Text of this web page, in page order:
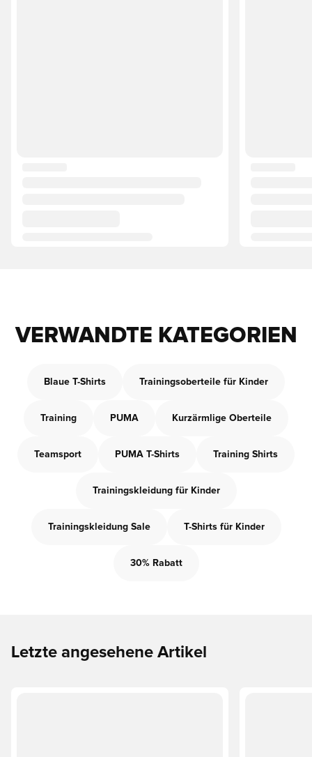
VERWANDTE KATEGORIEN
Blaue T-Shirts Trainingsoberteile für Kinder
Training PUMA Kurzärmlige Oberteile
Teamsport PUMA T-Shirts Training Shirts
Trainingskleidung für Kinder
Trainingskleidung Sale T-Shirts für Kinder
30% Rabatt
Letzte angesehene Artikel